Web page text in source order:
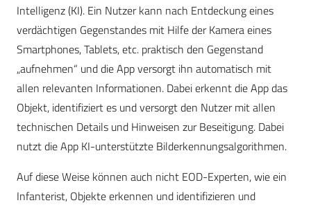
Intelligenz (KI). Ein Nutzer kann nach Entdeckung eines
verdächtigen Gegenstandes mit Hilfe der Kamera eines
Smartphones, Tablets, etc. praktisch den Gegenstand
„aufnehmen“ und die App versorgt ihn automatisch mit
allen relevanten Informationen. Dabei erkennt die App das
Objekt, identifiziert es und versorgt den Nutzer mit allen
technischen Details und Hinweisen zur Beseitigung. Dabei
nutzt die App KI-unterstützte Bilderkennungsalgorithmen.
Auf diese Weise können auch nicht EOD-Experten, wie ein
Infanterist, Objekte erkennen und identifizieren und